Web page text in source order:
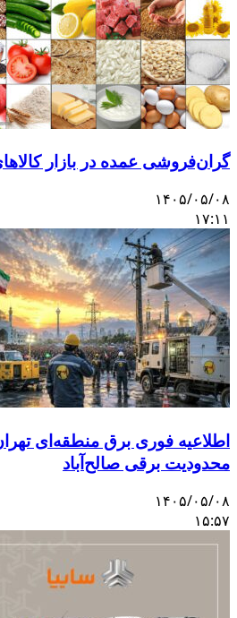
گران‌فروشی عمده در بازار
۱۴۰۵/۰۵/۰۸
۱۷:۱۱
اطلاعیه فوری برق منطقه‌ای
محدودیت برقی صالح‌آباد
۱۴۰۵/۰۵/۰۸
۱۵:۵۷